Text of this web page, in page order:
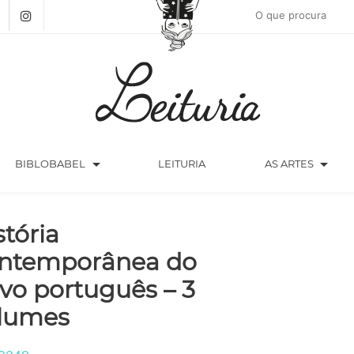
BIBLOBABEL arrow_drop_down LEITURIA AS ARTES arrow_drop_down
do
português – 3